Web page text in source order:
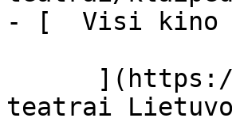
- [  Visi
teatrai